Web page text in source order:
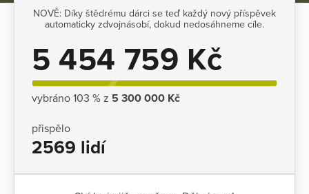
NOVĚ: Díky štědrému dárci se teď každý nový příspěvek
automaticky zdvojnásobí, dokud nedosáhneme cíle.
5 454 759 Kč
vybráno 103 % z 5 300 000 Kč
přispělo
2569 lidí